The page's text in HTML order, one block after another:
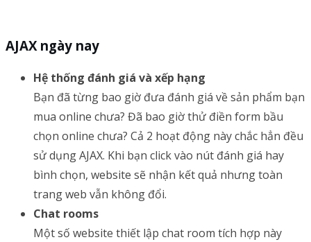
AJAX ngày nay
Hệ thống đánh giá và xếp hạng
Bạn đã từng bao giờ đưa đánh giá về sản phẩm bạn
mua online chưa? Đã bao giờ thử điền form bầu
chọn online chưa? Cả 2 hoạt động này chắc hẳn đều
sử dụng AJAX. Khi bạn click vào nút đánh giá hay
bình chọn, website sẽ nhận kết quả nhưng toàn
trang web vẫn không đổi.
Chat rooms
Một số website thiết lập chat room tích hợp này